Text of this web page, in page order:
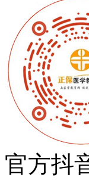
官方抖